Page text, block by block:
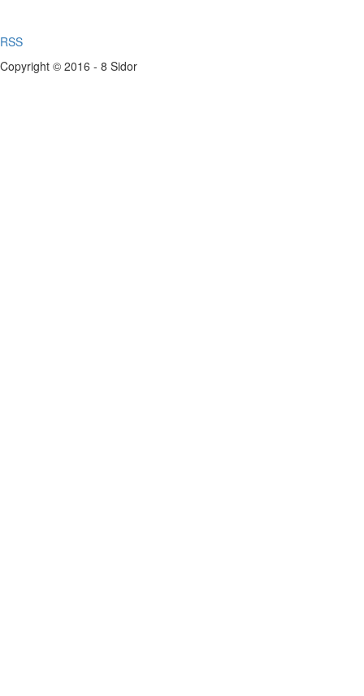
RSS
Copyright © 2016 - 8 Sidor